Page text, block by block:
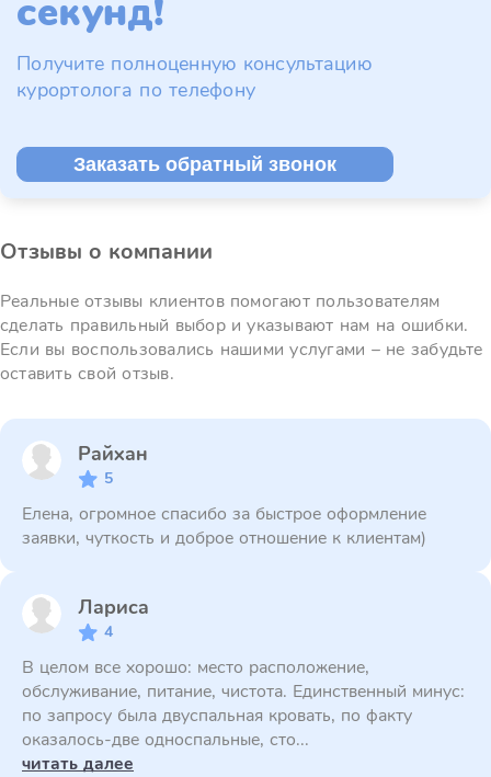
секунд!
Получите полноценную консультацию
курортолога по телефону
Заказать обратный звонок
Отзывы о компании
Реальные отзывы клиентов помогают пользователям
сделать правильный выбор и указывают нам на ошибки.
Если вы воспользовались нашими услугами – не забудьте
оставить свой отзыв.
Райхан
5
Елена, огромное спасибо за быстрое оформление
заявки, чуткость и доброе отношение к клиентам)
Лариса
4
В целом все хорошо: место расположение,
обслуживание, питание, чистота. Единственный минус:
по запросу была двуспальная кровать, по факту
оказалось-две односпальные, сто...
читать далее